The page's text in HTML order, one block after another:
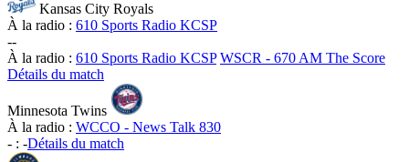
Kansas City Royals
À la radio : 610 Sports Radio KCSP
--
À la radio : 610 Sports Radio KCSP WSCR - 670 AM The Score
Détails du match
Minnesota Twins
À la radio : WCCO - News Talk 830
- : -Détails du match